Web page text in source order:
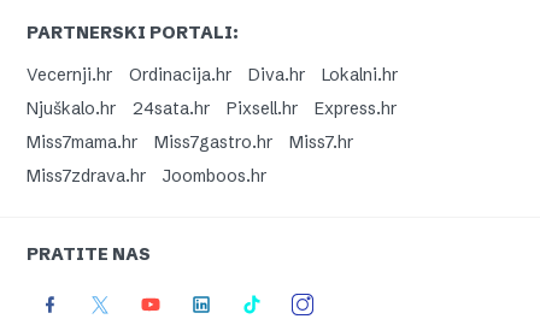
PARTNERSKI PORTALI:
Vecernji.hr
Ordinacija.hr Diva.hr
Lokalni.hr
Njuškalo.hr
24sata.hr Pixsell.hr
Express.hr
Miss7mama.hr
Miss7gastro.hr
Miss7.hr
Miss7zdrava.hr
Joomboos.hr
PRATITE NAS